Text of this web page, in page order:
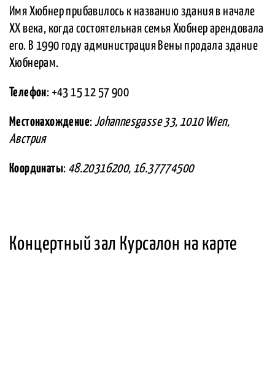
Имя Хюбнер прибавилось к названию здания в начале
XX века, когда состоятельная семья Хюбнер арендовала
его. В 1990 году администрация Вены продала здание
Хюбнерам.
Телефон: +43 15 12 57 900
Местонахождение: Johannesgasse 33, 1010 Wien,
Австрия
Координаты: 48.20316200, 16.37774500
Концертный зал Курсалон на карте